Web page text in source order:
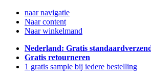
naar navigatie
Naar content
Naar winkelmand
Nederland: Gratis
Gratis retourneren
1 gratis sample bij iedere bestelling